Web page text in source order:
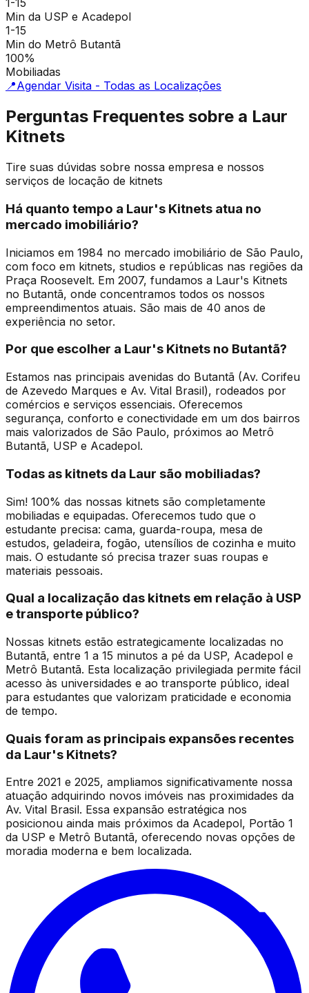
1-15
Min da USP e Acadepol
1-15
Min do Metrô Butantã
100%
Mobiliadas
📍Agendar Visita - Todas as Localizações
Perguntas Frequentes sobre a Laur
Kitnets
Tire suas dúvidas sobre nossa empresa e nossos
serviços de locação de kitnets
Há quanto tempo a Laur's Kitnets atua no
mercado imobiliário?
Iniciamos em 1984 no mercado imobiliário de São Paulo,
com foco em kitnets, studios e repúblicas nas regiões da
Praça Roosevelt. Em 2007, fundamos a Laur's Kitnets
no Butantã, onde concentramos todos os nossos
empreendimentos atuais. São mais de 40 anos de
experiência no setor.
Por que escolher a Laur's Kitnets no Butantã?
Estamos nas principais avenidas do Butantã (Av. Corifeu
de Azevedo Marques e Av. Vital Brasil), rodeados por
comércios e serviços essenciais. Oferecemos
segurança, conforto e conectividade em um dos bairros
mais valorizados de São Paulo, próximos ao Metrô
Butantã, USP e Acadepol.
Todas as kitnets da Laur são mobiliadas?
Sim! 100% das nossas kitnets são completamente
mobiliadas e equipadas. Oferecemos tudo que o
estudante precisa: cama, guarda-roupa, mesa de
estudos, geladeira, fogão, utensílios de cozinha e muito
mais. O estudante só precisa trazer suas roupas e
materiais pessoais.
Qual a localização das kitnets em relação à USP
e transporte público?
Nossas kitnets estão estrategicamente localizadas no
Butantã, entre 1 a 15 minutos a pé da USP, Acadepol e
Metrô Butantã. Esta localização privilegiada permite fácil
acesso às universidades e ao transporte público, ideal
para estudantes que valorizam praticidade e economia
de tempo.
Quais foram as principais expansões recentes
da Laur's Kitnets?
Entre 2021 e 2025, ampliamos significativamente nossa
atuação adquirindo novos imóveis nas proximidades da
Av. Vital Brasil. Essa expansão estratégica nos
posicionou ainda mais próximos da Acadepol, Portão 1
da USP e Metrô Butantã, oferecendo novas opções de
moradia moderna e bem localizada.